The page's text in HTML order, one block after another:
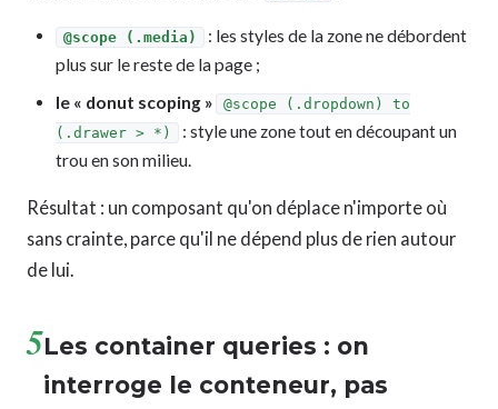
@scope (.media)
: les styles de la zone ne débordent
plus sur le reste de la page ;
le « donut scoping »
@scope (.dropdown) to
(.drawer > *)
: style une zone tout en découpant un
trou en son milieu.
Résultat : un composant qu'on déplace n'importe où
sans crainte, parce qu'il ne dépend plus de rien autour
de lui.
5Les container queries : on
interroge le conteneur, pas